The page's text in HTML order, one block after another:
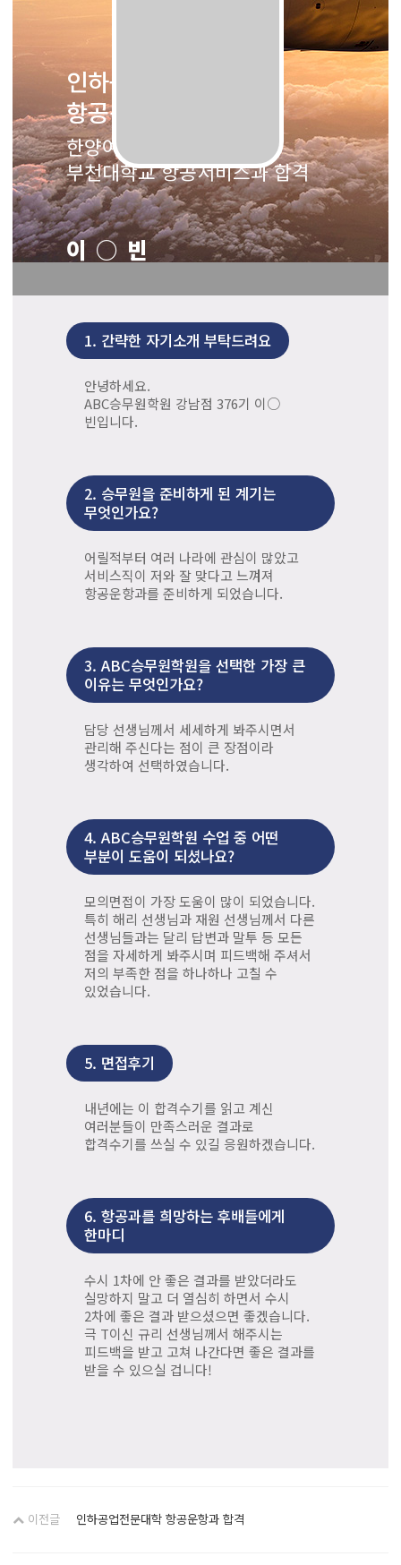
인하공업전문대학
항공운항과 합격
한양여자대학교 항공과 /
부천대학교 항공서비스과 합격
이○빈
1. 간략한 자기소개 부탁드려요
안녕하세요.
ABC승무원학원 강남점 376기 이○
빈입니다.
2. 승무원을 준비하게 된 계기는
무엇인가요?
어릴적부터 여러 나라에 관심이 많았고
서비스직이 저와 잘 맞다고 느껴져
항공운항과를 준비하게 되었습니다.
3. ABC승무원학원을 선택한 가장 큰
이유는 무엇인가요?
담당 선생님께서 세세하게 봐주시면서
관리해 주신다는 점이 큰 장점이라
생각하여 선택하였습니다.
4. ABC승무원학원 수업 중 어떤
부분이 도움이 되셨나요?
모의면접이 가장 도움이 많이 되었습니다.
특히 해리 선생님과 재원 선생님께서 다른
선생님들과는 달리 답변과 말투 등 모든
점을 자세하게 봐주시며 피드백해 주셔서
저의 부족한 점을 하나하나 고칠 수
있었습니다.
5. 면접후기
내년에는 이 합격수기를 읽고 계신
여러분들이 만족스러운 결과로
합격수기를 쓰실 수 있길 응원하겠습니다.
6. 항공과를 희망하는 후배들에게
한마디
수시 1차에 안 좋은 결과를 받았더라도
실망하지 말고 더 열심히 하면서 수시
2차에 좋은 결과 받으셨으면 좋겠습니다.
극 T이신 규리 선생님께서 해주시는
피드백을 받고 고쳐 나간다면 좋은 결과를
받을 수 있으실 겁니다!
이전글 인하공업전문대학 항공운항과 합격